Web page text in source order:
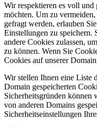
Wir respektieren es voll und
möchten. Um zu
gefragt werden, erlauben
Einstellungen zu speichern.
andere Cookies zulassen,
zu können. Wenn Sie
Cookies auf unserer
Wir stellen Ihnen eine Liste
Domain gespeicherten
Sicherheitsgründen können
von anderen Domains
Sicherheitseinstellungen